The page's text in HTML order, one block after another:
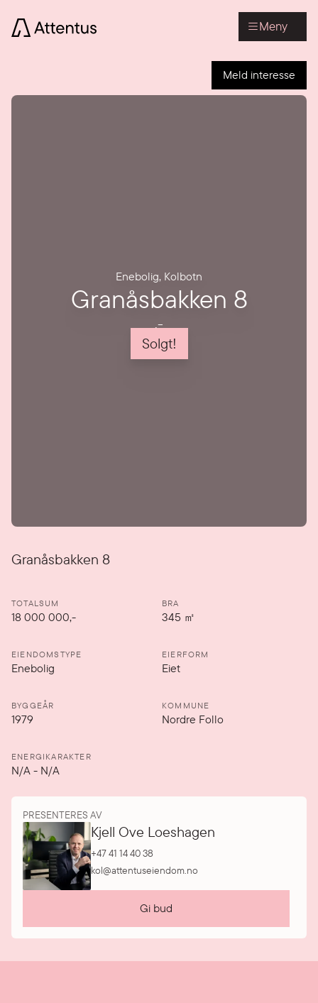
Meny
Meld interesse
Enebolig, Kolbotn
Granåsbakken 8
,-
Solgt!
Granåsbakken 8
Detaljer
TOTALSUM
18 000 000,-
BRA
345 ㎡
EIENDOMSTYPE
Enebolig
EIERFORM
Eiet
BYGGEÅR
1979
KOMMUNE
Nordre Follo
ENERGIKARAKTER
N/A- N/A
PRESENTERES AV
Kjell Ove Loeshagen
+47 41 14 40 38
kol@attentuseiendom.no
Gi bud